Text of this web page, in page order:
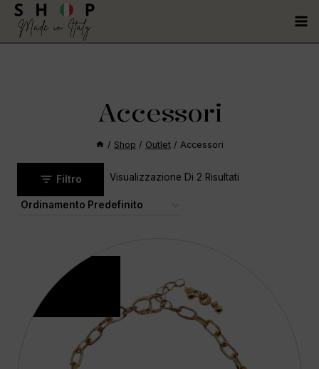
Accessori
/ Shop / Outlet / Accessori
Filtro Visualizzazione Di 2 Risultati